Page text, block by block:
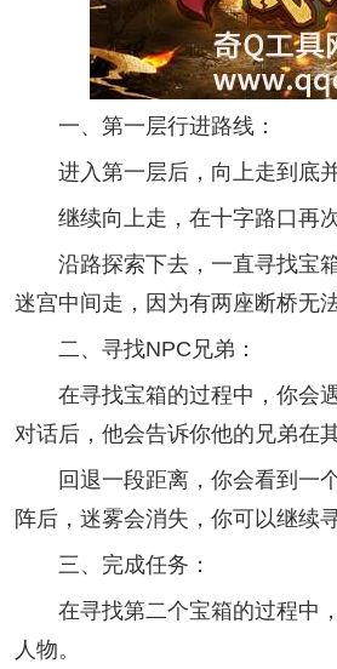
一、第一层行进路线：
进入第一层后，向上走到底并
继续向上走，在十字路口再次
沿路探索下去，一直寻找宝
迷宫中间走，因为有两座断桥无法
二、寻找NPC兄弟：
在寻找宝箱的过程中，你会
对话后，他会告诉你他的兄弟在
回退一段距离，你会看到一个
阵后，迷雾会消失，你可以继续
三、完成任务：
在寻找第二个宝箱的过程中
人物。